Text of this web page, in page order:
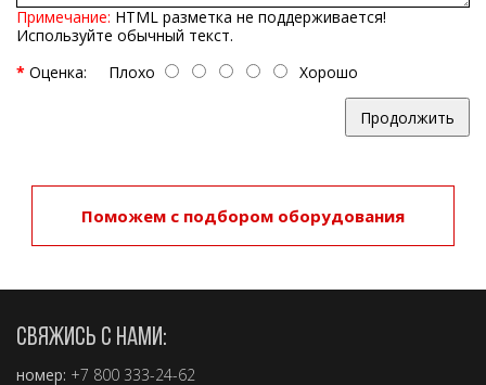
Примечание: HTML разметка не поддерживается!
Используйте обычный текст.
Оценка: Плохо Хорошо
Продолжить
Поможем с подбором оборудования
СВЯЖИСЬ С НАМИ:
номер: +7 800 333-24-62